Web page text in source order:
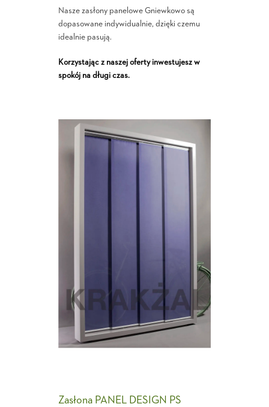
Nasze zasłony panelowe Gniewkowo są
dopasowane indywidualnie, dzięki czemu
idealnie pasują.
Korzystając z naszej oferty inwestujesz w
spokój na długi czas.
Zasłona PANEL DESIGN PS